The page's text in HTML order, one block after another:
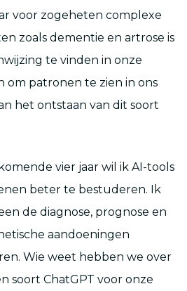
voor zogeheten complexe
zoals dementie en artrose is
te vinden in onze
om patronen te zien in ons
het ontstaan van dit soort
vier jaar wil ik AI-tools
beter te bestuderen. Ik
de diagnose, prognose en
aandoeningen
Wie weet hebben we over
soort ChatGPT voor onze